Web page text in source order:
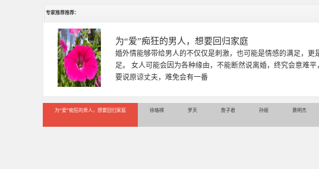
专家推荐推荐：
徐珞棋
徐珞棋，婚姻家庭咨询师，毕业于重庆师范大学心理学专业，从
多年，对婚姻情感分析、恋爱择偶、夫妻关系，情感挽回、家庭
千小时，积累了丰富的咨
为“爱”痴狂的男人，想要回归家庭 徐珞棋 罗天 詹子君 孙娅 黄明杰